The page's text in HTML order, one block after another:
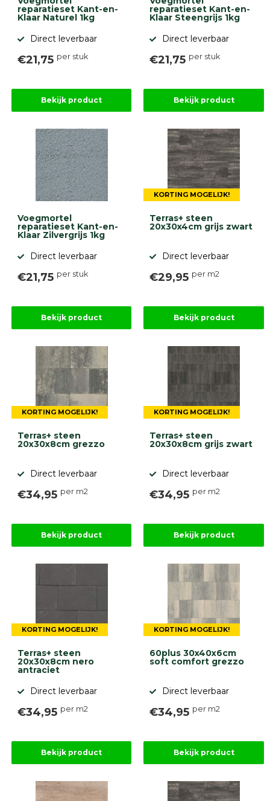
946
reparatieset Kant-en-
Klaar Naturel 1kg
Direct leverbaar
€21,75 per stuk
Bekijk product
reparatieset Kant-en-
Klaar Steengrijs 1kg
Direct leverbaar
€21,75 per stuk
Bekijk product
Voegmortel
reparatieset Kant-en-
Klaar Zilvergrijs 1kg
Direct leverbaar
€21,75 per stuk
Bekijk product
KORTING MOGELIJK!
Terras+ steen
20x30x4cm grijs zwart
Direct leverbaar
€29,95 per m2
Bekijk product
KORTING MOGELIJK!
Terras+ steen
20x30x8cm grezzo
Direct leverbaar
€34,95 per m2
Bekijk product
KORTING MOGELIJK!
Terras+ steen
20x30x8cm grijs zwart
Direct leverbaar
€34,95 per m2
Bekijk product
KORTING MOGELIJK!
Terras+ steen
20x30x8cm nero
antraciet
Direct leverbaar
€34,95 per m2
Bekijk product
KORTING MOGELIJK!
60plus 30x40x6cm
soft comfort grezzo
Direct leverbaar
€34,95 per m2
Bekijk product